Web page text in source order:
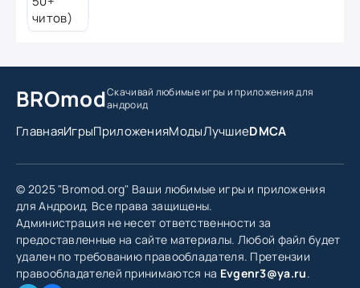
BROmodСкачивай любимые игрыи приложения для
андроид
ГлавнаяИгрыПриложенияМодыЛучшиеDMCA
© 2025 "Bromod.org" Ваши любимые игры и приложения
для Андроид. Все права защищены.
Администрация не несет ответственности за
предоставленные на сайте материалы. Любой файл будет
удален по требованию правообладателя. Претензии
правообладателей принимаются на Evgenr3@ya.ru.